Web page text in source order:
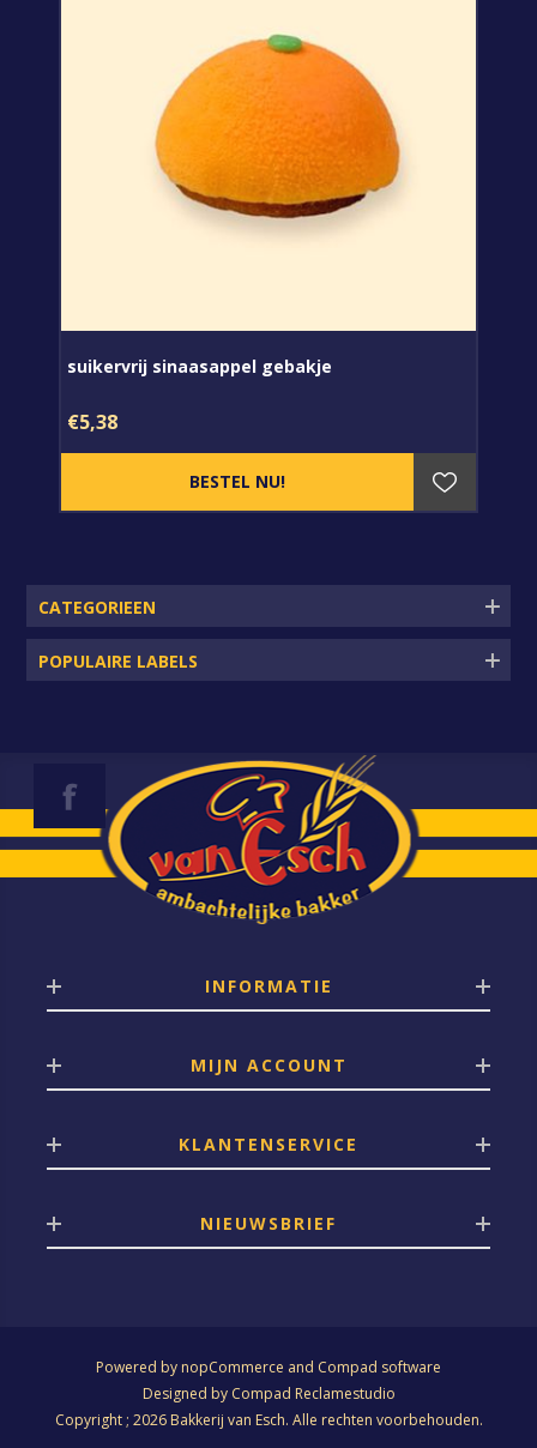
suikervrij sinaasappel gebakje
€5,38
CATEGORIEEN
POPULAIRE LABELS
INFORMATIE
MIJN ACCOUNT
KLANTENSERVICE
NIEUWSBRIEF
Powered by nopCommerce and Compad software
Designed by Compad Reclamestudio
Copyright ; 2026 Bakkerij van Esch. Alle rechten voorbehouden.